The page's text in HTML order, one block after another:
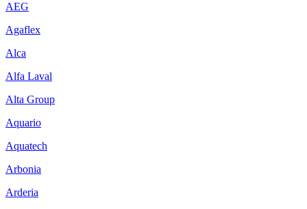
AEG
Agaflex
Alca
Alfa Laval
Alta Group
Aquario
Aquatech
Arbonia
Arderia